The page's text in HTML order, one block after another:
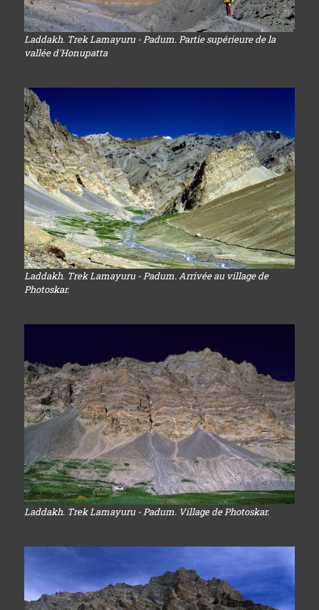
Laddakh. Trek Lamayuru - Padum. Partie supérieure de la
vallée d'Honupatta
Laddakh. Trek Lamayuru - Padum. Arrivée au village de
Photoskar.
Laddakh. Trek Lamayuru - Padum. Village de Photoskar.